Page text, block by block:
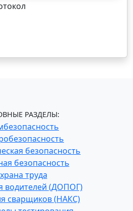
РАЗДЕЛЫ:
безопасность
безопасность
труда
водителей (ДОПОГ)
сварщиков (НАКС)